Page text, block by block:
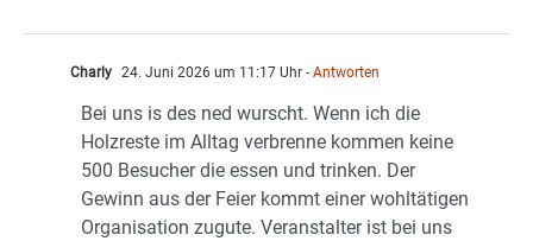
Charly 24. Juni 2026 um 11:17 Uhr - Antworten
Bei uns is des ned wurscht. Wenn ich die
Holzreste im Alltag verbrenne kommen keine
500 Besucher die essen und trinken. Der
Gewinn aus der Feier kommt einer wohltätigen
Organisation zugute. Veranstalter ist bei uns